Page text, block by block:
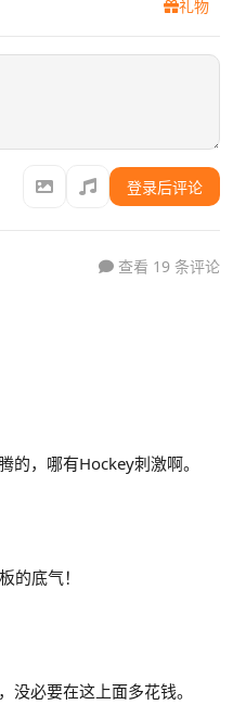
礼物
登录后评论
查看 19 条评论
的，哪有Hockey刺激啊。
的底气！
没必要在这上面多花钱。